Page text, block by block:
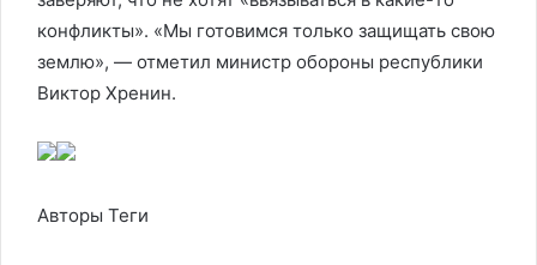
конфликты». «Мы готовимся только защищать свою
землю», — отметил министр обороны республики
Виктор Хренин.
Авторы Теги